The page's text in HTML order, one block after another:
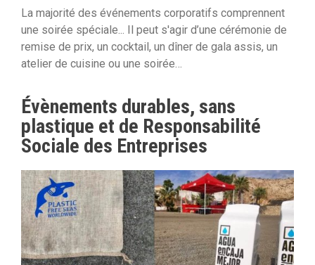
La majorité des événements corporatifs comprennent
une soirée spéciale... Il peut s'agir d’une cérémonie de
remise de prix, un cocktail, un dîner de gala assis, un
atelier de cuisine ou une soirée…
Évènements durables, sans
plastique et de Responsabilité
Sociale des Entreprises